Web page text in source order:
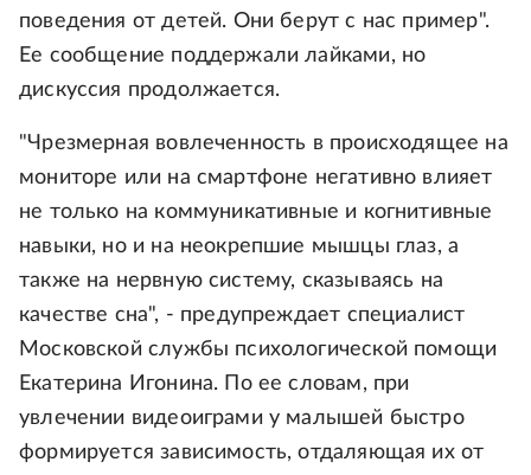
поведения от детей. Они берут с нас пример".
Ее сообщение поддержали лайками, но
дискуссия продолжается.
"Чрезмерная вовлеченность в происходящее на
мониторе или на смартфоне негативно влияет
не только на коммуникативные и когнитивные
навыки, но и на неокрепшие мышцы глаз, а
также на нервную систему, сказываясь на
качестве сна", - предупреждает специалист
Московской службы психологической помощи
Екатерина Игонина. По ее словам, при
увлечении видеоиграми у малышей быстро
формируется зависимость, отдаляющая их от